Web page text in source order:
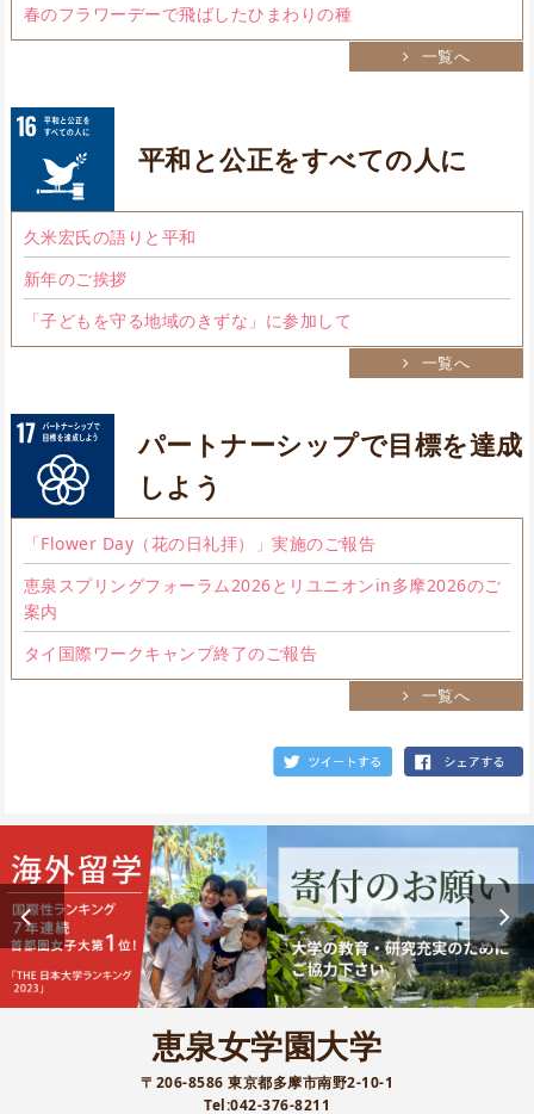
春のフラワーデーで飛ばしたひまわりの種
一覧へ
平和と公正をすべての人に
久米宏氏の語りと平和
新年のご挨拶
「子どもを守る地域のきずな」に参加して
一覧へ
パートナーシップで目標を達成
しよう
「Flower Day（花の日礼拝）」実施のご報告
恵泉スプリングフォーラム2026とリユニオンin多摩2026のご
案内
タイ国際ワークキャンプ終了のご報告
一覧へ
恵泉女学園大学
〒206-8586 東京都多摩市南野2-10-1
Tel:042-376-8211